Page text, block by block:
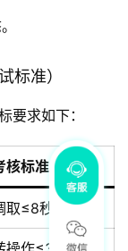
标准）
要求如下：
核标准
取≤8秒